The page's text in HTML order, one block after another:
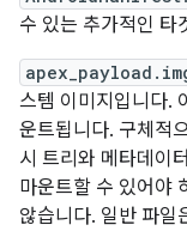
수 있는 추가적인 타
스템 이미지입니다.
운트됩니다. 구체적
시 트리와 메타데이
마운트할 수 있어야
않습니다. 일반 파일